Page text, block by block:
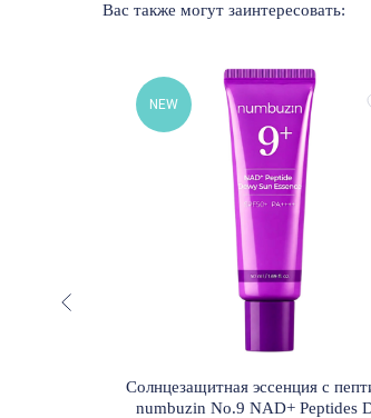
Вас также могут заинтересовать:
NEW
Солнцезащитная эссенция с
numbuzin No.9 NAD+ Peptides